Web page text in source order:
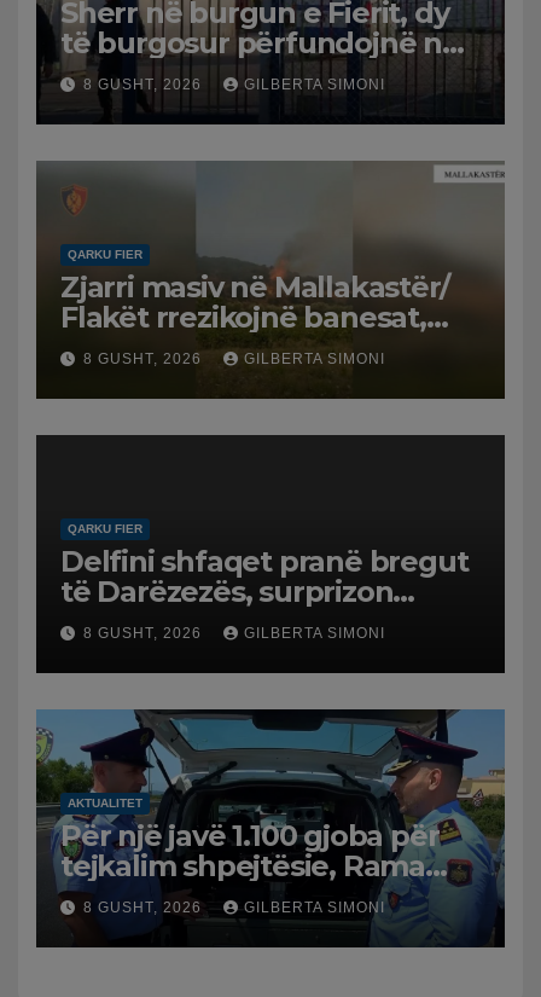
Sherr në burgun e Fierit, dy
të burgosur përfundojnë në
spital
8 GUSHT, 2026 GILBERTA SIMONI
QARKU FIER
Zjarri masiv në Mallakastër/
Flakët rrezikojnë banesat,
Policia evakuon disa familje
në Koilac
8 GUSHT, 2026 GILBERTA SIMONI
QARKU FIER
Delfini shfaqet pranë bregut
të Darëzezës, surprizon
pushuesit dhe banorët
8 GUSHT, 2026 GILBERTA SIMONI
AKTUALITET
Për një javë 1.100 gjoba për
tejkalim shpejtësie, Rama
publikon videon: Kamerat e
trafikut së shpejti në
funksion
8 GUSHT, 2026 GILBERTA SIMONI